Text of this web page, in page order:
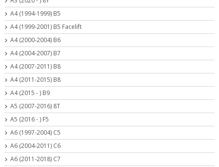
A4 (1994-1999) B5
A4 (1999-2001) B5 Facelift
A4 (2000-2004) B6
A4 (2004-2007) B7
A4 (2007-2011) B8
A4 (2011-2015) B8
A4 (2015 - ) B9
A5 (2007-2016) 8T
A5 (2016 - ) F5
A6 (1997-2004) C5
A6 (2004-2011) C6
A6 (2011-2018) C7